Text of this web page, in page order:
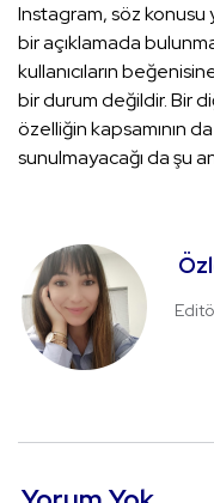
Instagram, söz konusu
bir açıklamada
kullanıcıların
bir durum değildir. Bir
özelliğin kapsamının
sunulmayacağı da şu